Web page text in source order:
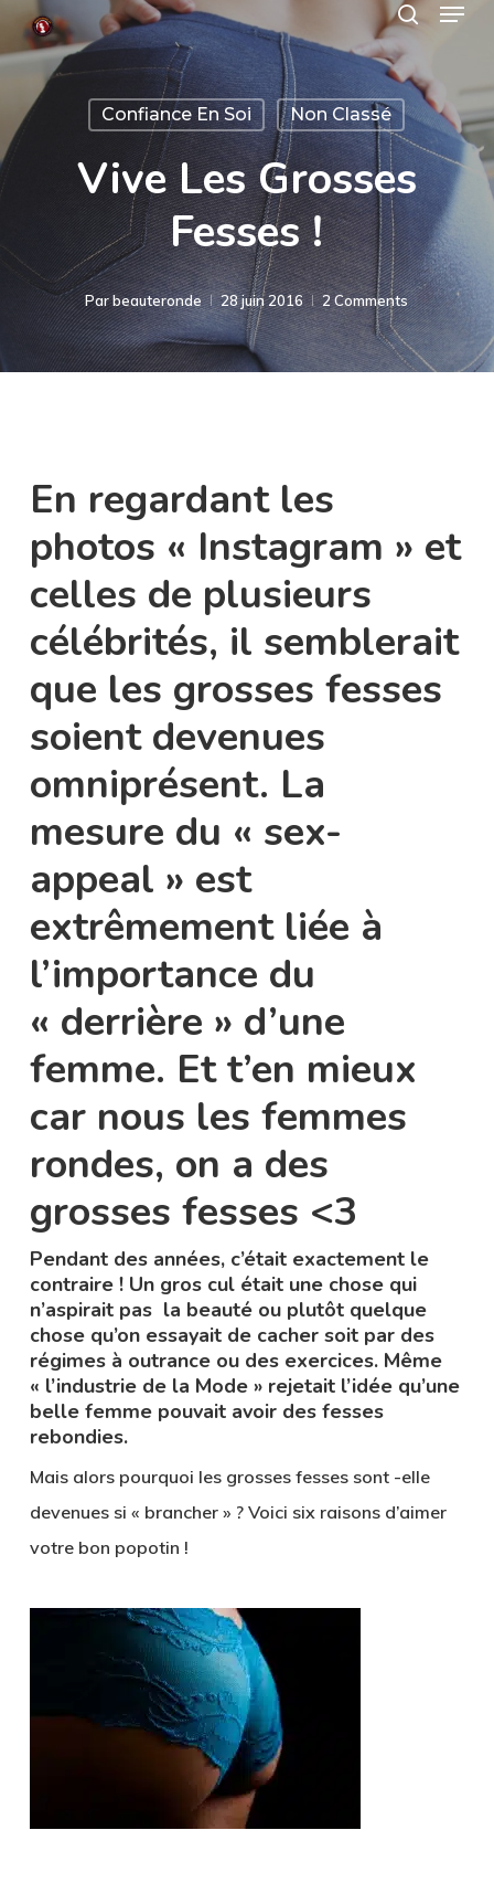
Skip
to
content
Confiance En Soi Non Classé
Vive Les Grosses
Fesses !
Parbeauteronde 28 juin 2016 2 Comments
En regardant les
photos « Instagram » et
celles de plusieurs
célébrités, il semblerait
que les grosses fesses
soient devenues
omniprésent. La
mesure du « sex-
appeal » est
extrêmement liée à
l’importance du
« derrière » d’une
femme. Et t’en mieux
car nous les femmes
rondes, on a des
grosses fesses <3
Pendant des années, c’était exactement le
contraire ! Un gros cul était une chose qui
n’aspirait pas la beauté ou plutôt quelque
chose qu’on essayait de cacher soit par des
régimes à outrance ou des exercices. Même
« l’industrie de la Mode » rejetait l’idée qu’une
belle femme pouvait avoir des fesses
rebondies.
Mais alors pourquoi les grosses fesses sont -elle
devenues si « brancher » ? Voici six raisons d’aimer
votre bon popotin !
Menu